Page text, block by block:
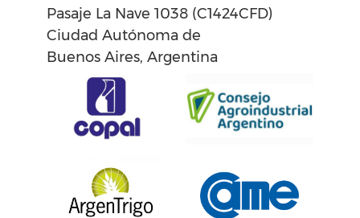
Pasaje La Nave 1038 (C1424CFD)
Ciudad Autónoma de
Buenos Aires, Argentina